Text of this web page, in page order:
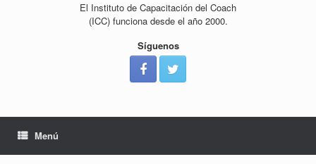
El Instituto de Capacitación del Coach
(ICC) funciona desde el año 2000.
Síguenos
Menú